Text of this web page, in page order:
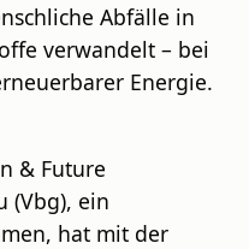
Abfälle in
verwandelt – bei
Energie.
& Future
(Vbg), ein
hat mit der